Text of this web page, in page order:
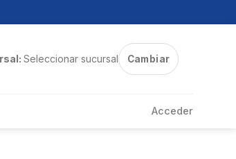
Seleccionar sucursal Cambiar
Acceder